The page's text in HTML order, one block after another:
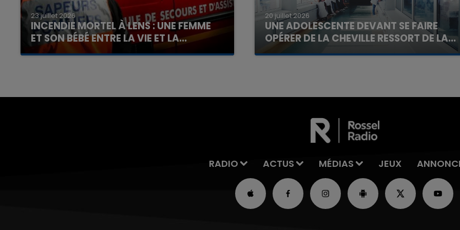
23 juillet 2026
INCENDIE MORTEL À LENS : UNE FEMME
ET SON BÉBÉ ENTRE LA VIE ET LA...
Un homme s'est immolé par le feu après avoir
20 juillet 2026
UNE ADOLESCENTE DEVANT SE FAIRE
OPÉRER DE LA CHEVILLE RESSORT DE LA...
La famille a porté plainte contre la clinique qui a
RADIO ACTUS MÉDIAS JEUX